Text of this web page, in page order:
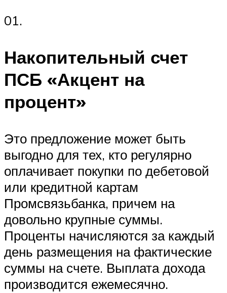
01.
Накопительный счет
ПСБ «Акцент на
процент»
Это предложение может быть
выгодно для тех, кто регулярно
оплачивает покупки по дебетовой
или кредитной картам
Промсвязьбанка, причем на
довольно крупные суммы.
Проценты начисляются за каждый
день размещения на фактические
суммы на счете. Выплата дохода
производится ежемесячно.